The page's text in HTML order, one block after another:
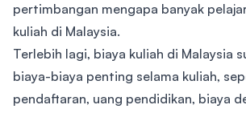
pertimbangan mengapa banyak
kuliah di Malaysia.
Terlebih lagi, biaya kuliah di Malaysia
biaya-biaya penting selama kuliah,
pendaftaran, uang pendidikan, biaya